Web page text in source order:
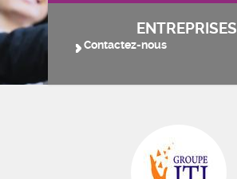
ENTREPRISES
Contactez-nous